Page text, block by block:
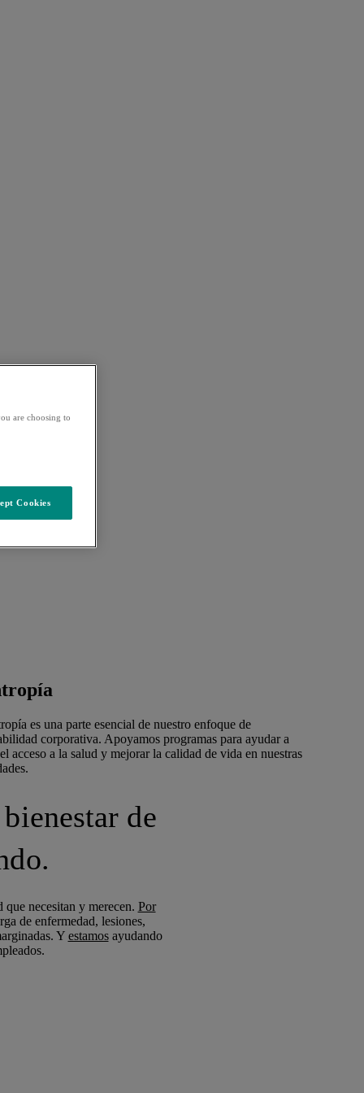
es una parte esencial de nuestro enfoque de
corporativa. Apoyamos programas para ayudar a
acceso a la salud y mejorar la calidad de vida en nuestras
de
necesitan y merecen. Por
de enfermedad, lesiones,
Y estamosayudando
are choosing to
Cookies